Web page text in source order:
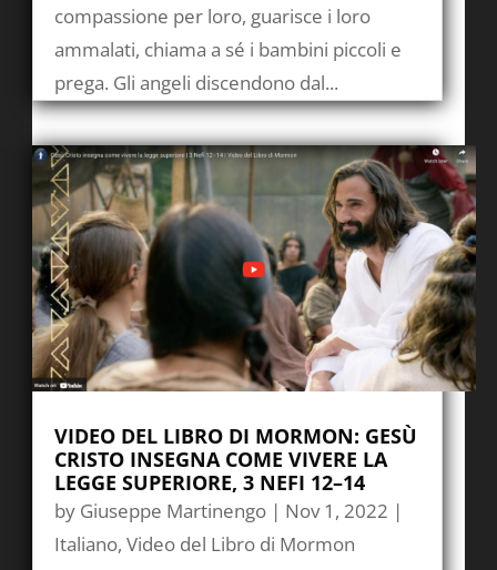
compassione per loro, guarisce i loro
ammalati, chiama a sé i bambini piccoli e
prega. Gli angeli discendono dal...
VIDEO DEL LIBRO DI MORMON: GESÙ
CRISTO INSEGNA COME VIVERE LA
LEGGE SUPERIORE, 3 NEFI 12–14
by Giuseppe Martinengo | Nov 1, 2022 |
Italiano,Video del Libro di Mormon